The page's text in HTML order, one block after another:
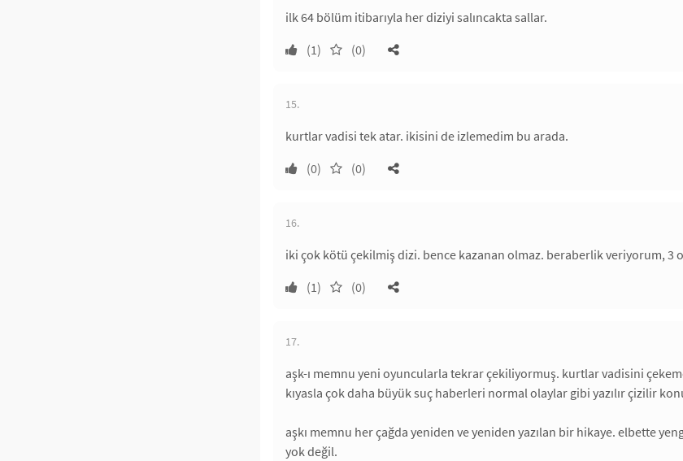
ilk 64 bölüm itibarıyla her diziyi salıncakta sallar.
(1)
(0)
15.
kurtlar vadisi tek atar. ikisini de izlemedim bu arada.
(0)
(0)
16.
iki çok kötü çekilmiş dizi. bence kazanan olmaz. beraberlik veriyorum, 3
(1)
(0)
17.
aşk-ı memnu yeni oyuncularla tekrar çekiliyormuş. kurtlar vadisini
kıyasla çok daha büyük suç haberleri normal olaylar gibi yazılır çizilir
aşkı memnu her çağda yeniden ve yeniden yazılan bir hikaye. elbette
yok değil.